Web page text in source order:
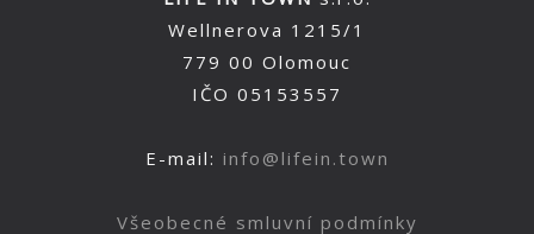
Wellnerova 1215/1
779 00 Olomouc
IČO 05153557
E-mail: info@lifein.town
Všeobecné smluvní podmínky